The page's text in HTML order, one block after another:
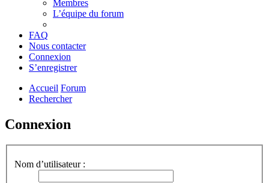
Membres
L’équipe du forum
FAQ
Nous contacter
Connexion
S’enregistrer
Accueil Forum
Rechercher
Connexion
Nom d’utilisateur :